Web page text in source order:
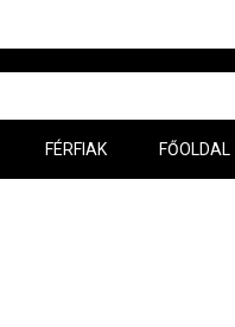
FÉRFIAK FŐOLDAL